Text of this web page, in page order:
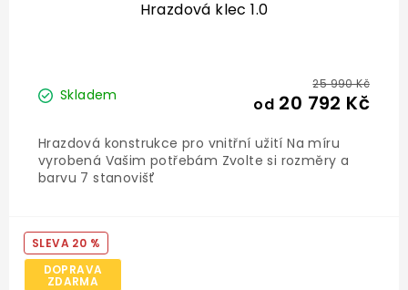
Hrazdová klec 1.0
Skladem
25 990 Kč
od 20 792 Kč
Hrazdová konstrukce pro vnitřní užití Na míru
vyrobená Vašim potřebám Zvolte si rozměry a
barvu 7 stanovišť
20 %
DOPRAVA
ZDARMA